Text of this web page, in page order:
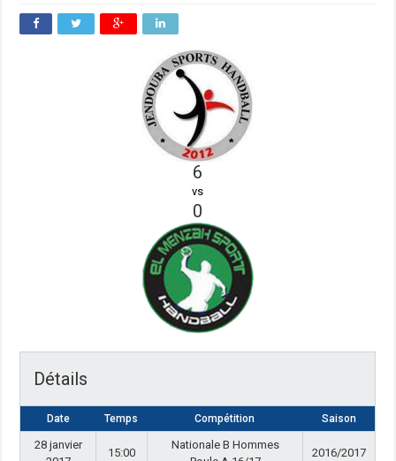
6
vs
0
Détails
Date Temps Compétition Saison
28 janvier
15:00
Nationale B Hommes
2016/2017